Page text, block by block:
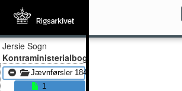
Jersie Sogn
Kontraministerialbog
Jævnførsler 1843 - Jævnførsler 1881
1